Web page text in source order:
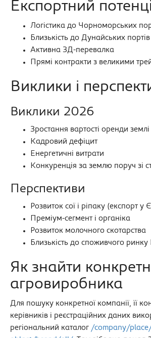
Експортний
Логістика до Чорноморських
Близькість до Дунайських портів
Активна ЗД-перевалка
Прямі контракти з великими
Виклики і
Виклики 2026
Зростання вартості оренди землі
Кадровий дефіцит
Енергетичні витрати
Конкуренція за землю поруч зі
Перспективи
Розвиток сої і ріпаку (експорт у
Преміум-сегмент і органіка
Розвиток молочного скотарства
Близькість до споживчого ринку
Як знайти
агровиробника
Для пошуку конкретної компанії, її
керівників і реєстраційних даних
регіональний каталог /company/